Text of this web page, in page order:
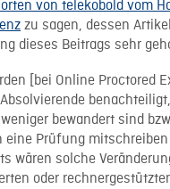
von telekobold vom
zu sagen, dessen
dieses Beitrags sehr
[bei Online Proctored
bewandert sind
eine Prüfung
wären solche
oder